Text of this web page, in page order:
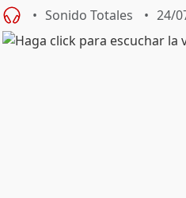
Sonido Totales 24/